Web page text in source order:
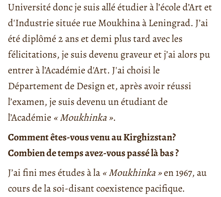
Université donc je suis allé étudier à l’école d’Art et
d'Industrie située rue Moukhina à Leningrad. J’ai
été diplômé 2 ans et demi plus tard avec les
félicitations, je suis devenu graveur et j’ai alors pu
entrer à l’Académie d'Art. J'ai choisi le
Département de Design et, après avoir réussi
l’examen, je suis devenu un étudiant de
l’Académie « Moukhinka ».
Comment êtes-vous venu au Kirghizstan?
Combien de temps avez-vous passé là bas ?
J’ai fini mes études à la« Moukhinka »en 1967, au
cours de la soi-disant coexistence pacifique.